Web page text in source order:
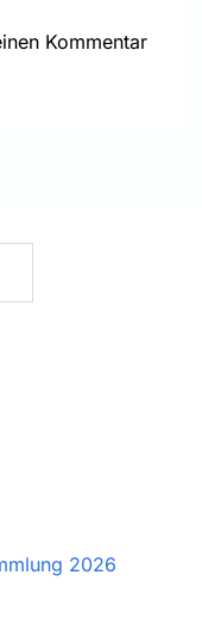
Kommentar
2026